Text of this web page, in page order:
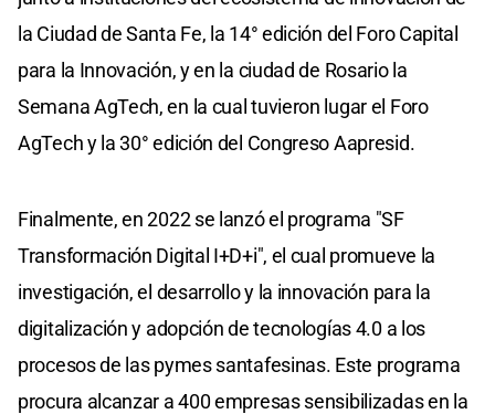
la Ciudad de Santa Fe, la 14° edición del Foro Capital
para la Innovación, y en la ciudad de Rosario la
Semana AgTech, en la cual tuvieron lugar el Foro
AgTech y la 30° edición del Congreso Aapresid.
Finalmente, en 2022 se lanzó el programa "SF
Transformación Digital I+D+i", el cual promueve la
investigación, el desarrollo y la innovación para la
digitalización y adopción de tecnologías 4.0 a los
procesos de las pymes santafesinas. Este programa
procura alcanzar a 400 empresas sensibilizadas en la